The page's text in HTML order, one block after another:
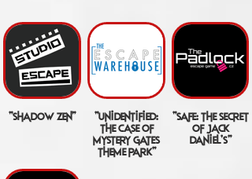
"shadow zen"
"unidentified:
the case of
mystery gates
theme park"
"safe: the secret
of jack
daniel's"